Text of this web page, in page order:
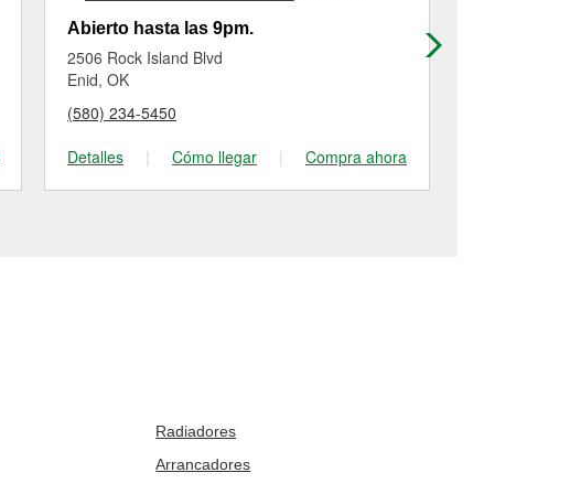
Abierto hasta las 9pm.
2506 Rock Island Blvd
Enid, OK
(580) 234-5450
Detalles
| Cómo llegar | Compra ahora
Radiadores
Arrancadores